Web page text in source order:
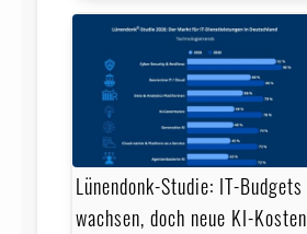
Lünendonk-Studie: IT-Budgets
wachsen, doch neue KI-Kosten